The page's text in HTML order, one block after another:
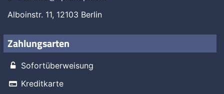
Alboinstr. 11, 12103 Berlin
Zahlungsarten
Sofortüberweisung
Kreditkarte